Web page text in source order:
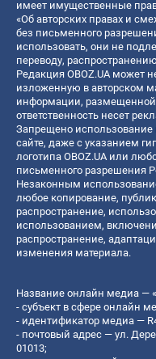
имеет имущественные
«Об авторских правах и
без письменного
использовать, они не
переводу,
Редакция OBOZ.UA может
изложенную в авторском
информации,
ответственность несет
Запрещено
сайте, даже с указанием
логотипа OBOZ.UA или
письменного разрешения
Незаконным
любое копирование,
распространение,
использованием,
распространение,
изменения материала.
Название онлайн медиа —
- субъект в сфере онлайн
- идентификатор медиа —
- почтовый адрес — ул.
01013;